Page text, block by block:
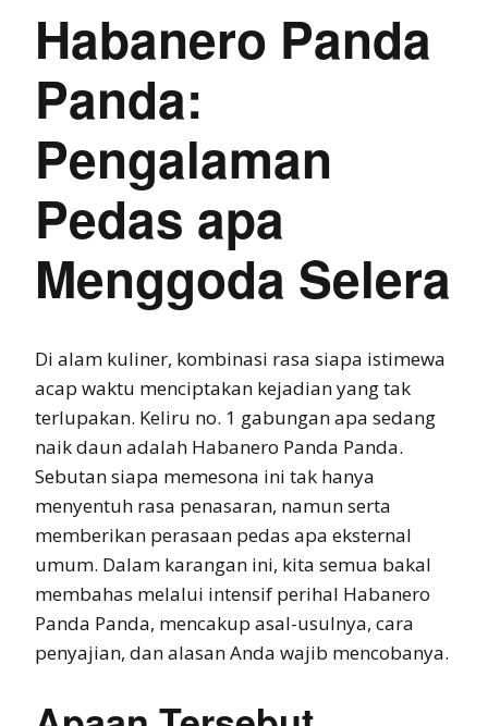
Habanero Panda
Panda:
Pengalaman
Pedas apa
Menggoda Selera
Di alam kuliner, kombinasi rasa siapa istimewa
acap waktu menciptakan kejadian yang tak
terlupakan. Keliru no. 1 gabungan apa sedang
naik daun adalah Habanero Panda Panda.
Sebutan siapa memesona ini tak hanya
menyentuh rasa penasaran, namun serta
memberikan perasaan pedas apa eksternal
umum. Dalam karangan ini, kita semua bakal
membahas melalui intensif perihal Habanero
Panda Panda, mencakup asal-usulnya, cara
penyajian, dan alasan Anda wajib mencobanya.